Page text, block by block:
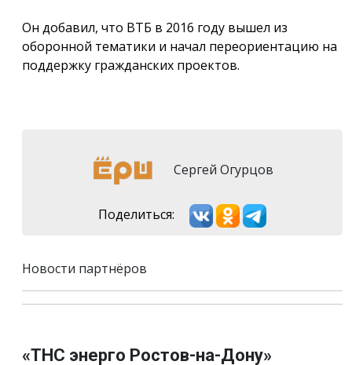
Он добавил, что ВТБ в 2016 году вышел из
оборонной тематики и начал переориентацию на
поддержку гражданских проектов.
Сергей Огурцов
Поделиться:
Новости партнёров
«ТНС энерго Ростов-на-Дону»